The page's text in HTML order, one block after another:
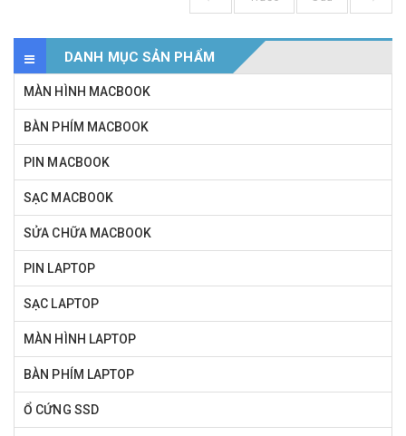
DANH MỤC SẢN PHẨM
MÀN HÌNH MACBOOK
BÀN PHÍM MACBOOK
PIN MACBOOK
SẠC MACBOOK
SỬA CHỮA MACBOOK
PIN LAPTOP
SẠC LAPTOP
MÀN HÌNH LAPTOP
BÀN PHÍM LAPTOP
Ổ CỨNG SSD